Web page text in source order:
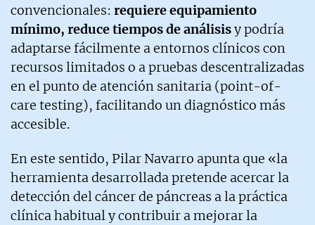
convencionales: requiere equipamiento
mínimo, reduce tiempos de análisisy podría
adaptarse fácilmente a entornos clínicos con
recursos limitados o a pruebas descentralizadas
en el punto de atención sanitaria (point-of-
care testing), facilitando un diagnóstico más
accesible.
En este sentido, Pilar Navarro apunta que «la
herramienta desarrollada pretende acercar la
detección del cáncer de páncreas a la práctica
clínica habitual y contribuir a mejorar la